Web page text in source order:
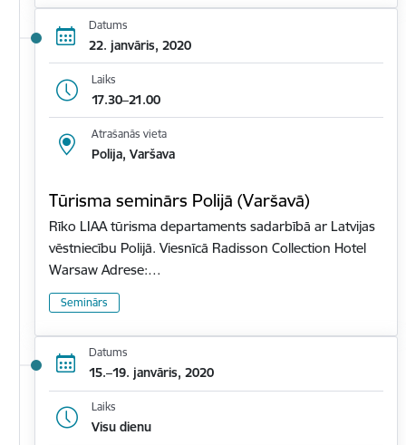
Datums
22. janvāris, 2020
Laiks
17.30–21.00
Atrašanās vieta
Polija, Varšava
Tūrisma seminārs Polijā (Varšavā)
Rīko LIAA tūrisma departaments sadarbībā ar Latvijas
vēstniecību Polijā. Viesnīcā Radisson Collection Hotel
Warsaw Adrese:…
Seminārs
Datums
15.–19. janvāris, 2020
Laiks
Visu dienu